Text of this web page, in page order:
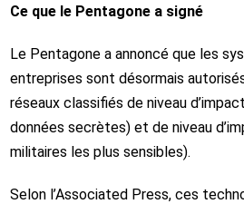
Ce que le Pentagone a signé
Le Pentagone a annoncé que les
entreprises sont désormais
réseaux classifiés de niveau
données secrètes) et de niveau
militaires les plus sensibles).
Selon l’Associated Press, ces